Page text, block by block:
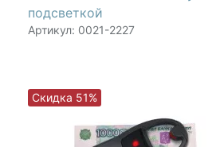
подсветкой
Артикул: 0021-2227
Скидка 51%